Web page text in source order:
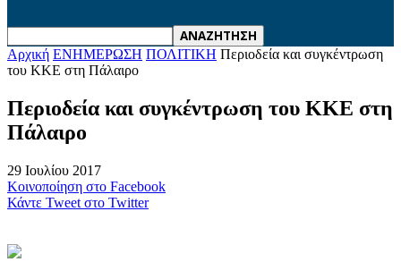
Αρχική ΕΝΗΜΕΡΩΣΗ ΠΟΛΙΤΙΚΗ Περιοδεία και συγκέντρωση
του ΚΚΕ στη Πάλαιρο
Περιοδεία και συγκέντρωση του ΚΚΕ στη
Πάλαιρο
29 Ιουλίου 2017
Κοινοποίηση στο Facebook
Κάντε Tweet στο Twitter